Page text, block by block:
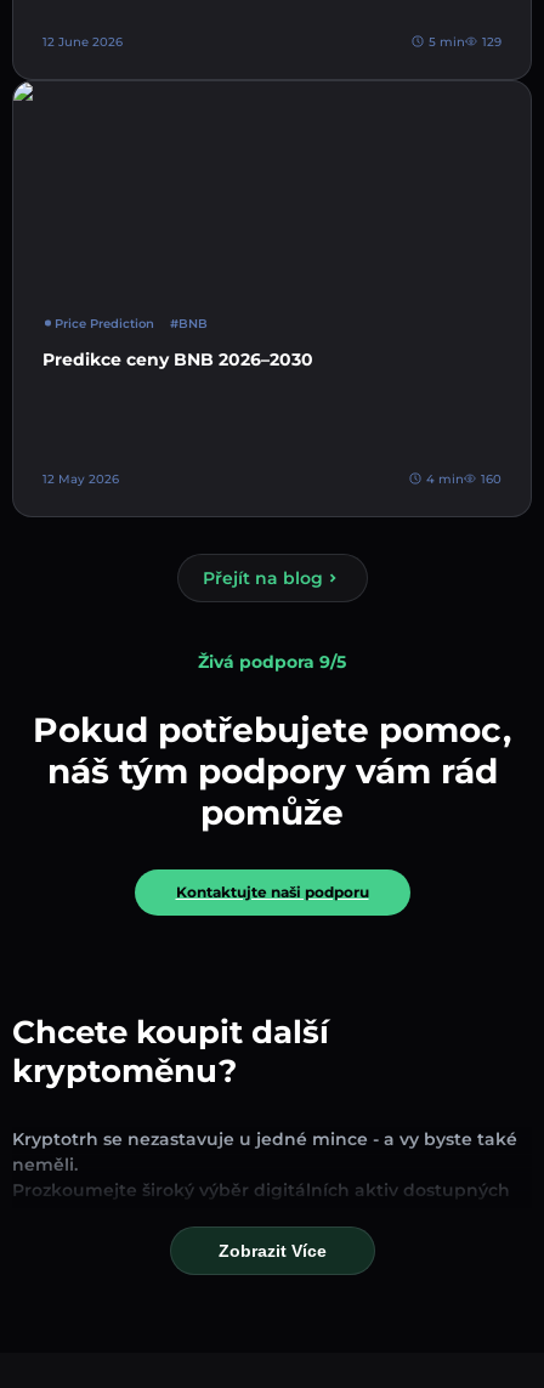
12 June 2026 5 min 129
Price Prediction #BNB
Predikce ceny BNB 2026–2030
12 May 2026 4 min 160
Přejít na blog
Živá podpora 9/5
Pokud potřebujete pomoc,
náš tým podpory vám rád
pomůže
Kontaktujte naši podporu
Chcete koupit další
kryptoměnu?
Kryptotrh se nezastavuje u jedné mince - a vy byste také
neměli.
Prozkoumejte široký výběr digitálních aktiv dostupných
hledáte zavedené stablecoiny, slibné altcoiny nebo
trendové nové tokeny, najdete je všechny na jednom
Zobrazit Více